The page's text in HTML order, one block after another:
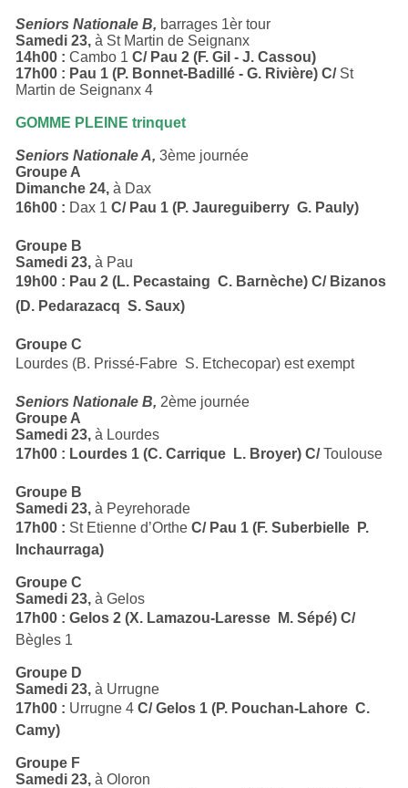
Seniors Nationale B, barrages 1èr tour
Samedi 23, à St Martin de Seignanx
14h00 : Cambo 1C/ Pau 2 (F. Gil - J. Cassou)
17h00 : Pau 1 (P. Bonnet-Badillé - G. Rivière) C/St
Martin de Seignanx 4
GOMME PLEINE trinquet
Seniors Nationale A,3ème journée
Groupe A
Dimanche 24, à Dax
16h00 : Dax 1C/ Pau 1 (P. Jaureguiberry  G. Pauly)
Groupe B
Samedi 23, à Pau
19h00 : Pau 2 (L. Pecastaing  C. Barnèche) C/ Bizanos
(D. Pedarazacq  S. Saux)
Groupe C
Lourdes (B. Prissé-Fabre  S. Etchecopar) est exempt
Seniors Nationale B, 2ème journée
Groupe A
Samedi 23,à Lourdes
17h00 : Lourdes 1 (C. Carrique  L. Broyer) C/Toulouse
Groupe B
Samedi 23,à Peyrehorade
17h00 : St Etienne d’OrtheC/ Pau 1 (F. Suberbielle  P.
Inchaurraga)
Groupe C
Samedi 23, à Gelos
17h00 : Gelos 2 (X. Lamazou-Laresse  M. Sépé) C/
Bègles 1
Groupe D
Samedi 23, à Urrugne
17h00 : Urrugne 4C/ Gelos 1 (P. Pouchan-Lahore  C.
Camy)
Groupe F
Samedi 23,à Oloron